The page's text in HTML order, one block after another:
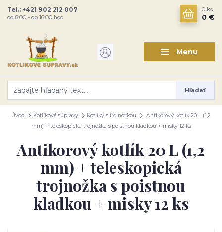
Menu
Hľadať
Tel.: +421 902 212 007
od 8:00 - do 16:00 hod
0 ks
0 €
Úvod Kotlíkové súpravy Kotlíky s trojnožkou
Antikorový kotlík 20 L (1,2
mm) + teleskopická trojnožka s poistnou kladkou + misky 12 ks
Antikorový kotlík 20 L (1,2
mm) + teleskopická
trojnožka s poistnou
kladkou + misky 12 ks